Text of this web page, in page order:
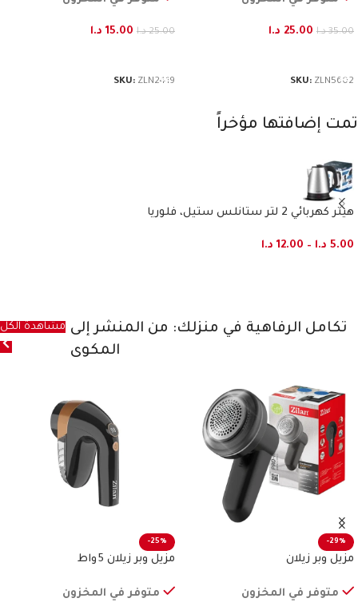
35.00 د.ا 25.00 د.ا
SKU: ZLN5602
25.00 د.ا 15.00 د.ا
SKU: ZLN2419
تمت إضافتها مؤخراً
هيتر كهربائي 2 لتر ستانلس ستيل، فلوريا
5.00 د.ا –
12.00 د.ا
تكامل الرفاهية في منزلك: من المنشر إلى
المكوى
مشاهدة الكل
-29%
مزيل وبر زيلان
متوفر في المخزون
-25%
مزيل وبر زيلان 5 واط
متوفر في المخزون